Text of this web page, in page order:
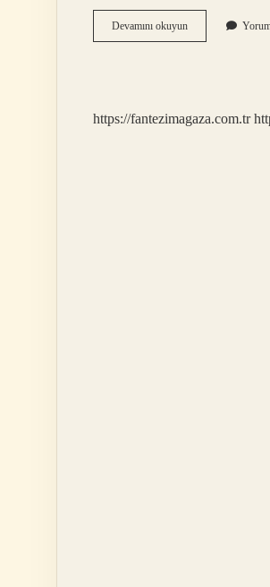
Devamını okuyunBabıali
Evrak
https://fantezimagaza.com.tr